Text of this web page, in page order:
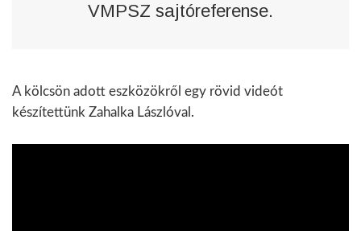
VMPSZ sajtóreferense.
A kölcsön adott eszközökről egy rövid videót
készítettünk Zahalka Lászlóval.